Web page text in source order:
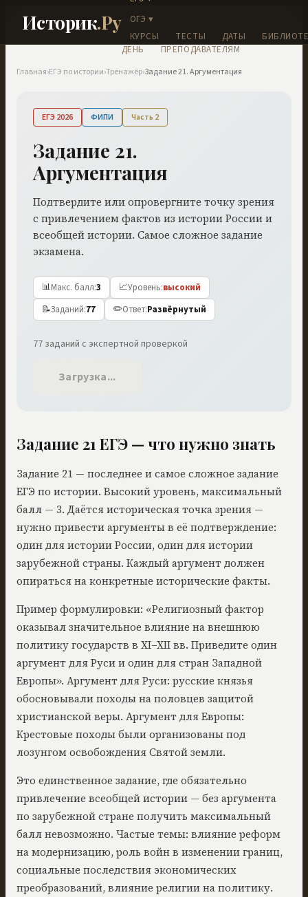
Историк.Ру
ОГЭ ▾
КУРСЫ
ТЕСТЫ ДАТЫ
ДЕНЬ
ПРЕПОДАВАТЕЛЯМ
Главная›ЕГЭ по истории›Тренажёр›Задание21.Аргументация
ЕГЭ 2026 ФИПИ Часть 2
Задание 21.
Аргументация
Подтвердите или опровергните точку зрения
с привлечением фактов из истории России и
всеобщей истории. Самое сложное задание
экзамена.
📊Макс. балл:3 📈Уровень:высокий
📝Заданий:77 ✏️Ответ:Развёрнутый
77 заданий с экспертной проверкой
Загрузка...
Задание 21 ЕГЭ — что нужно знать
Задание 21 — последнее и самое сложное задание
ЕГЭ по истории. Высокий уровень, максимальный
балл — 3. Даётся историческая точка зрения —
нужно привести аргументы в её подтверждение:
один для истории России, один для истории
зарубежной страны. Каждый аргумент должен
опираться на конкретные исторические факты.
Пример формулировки: «Религиозный фактор
оказывал значительное влияние на внешнюю
политику государств в XI–XII вв. Приведите один
аргумент для Руси и один для стран Западной
Европы». Аргумент для Руси: русские князья
обосновывали походы на половцев защитой
христианской веры. Аргумент для Европы:
Крестовые походы были организованы под
лозунгом освобождения Святой земли.
Это единственное задание, где обязательно
привлечение всеобщей истории — без аргумента
по зарубежной стране получить максимальный
балл невозможно. Частые темы: влияние реформ
на модернизацию, роль войн в изменении границ,
социальные последствия экономических
преобразований, влияние религии на политику.